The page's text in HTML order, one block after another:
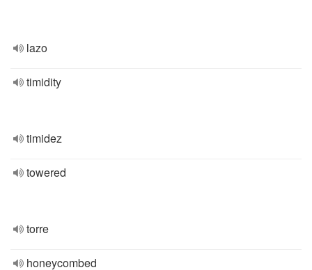
lazo
timidity
timidez
towered
torre
honeycombed